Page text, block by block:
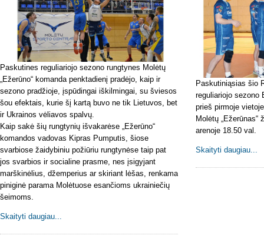
Paskutines reguliariojo sezono rungtynes Molėtų
„Ežerūno“ komanda penktadienį pradėjo, kaip ir
sezono pradžioje, įspūdingai iškilmingai, su šviesos
šou efektais, kurie šį kartą buvo ne tik Lietuvos, bet
ir Ukrainos vėliavos spalvų.
Kaip sakė šių rungtynių išvakarėse „Ežerūno“
komandos vadovas Kipras Pumputis, šiose
svarbiose žaidybiniu požiūriu rungtynėse taip pat
jos svarbios ir socialine prasme, nes įsigyjant
marškinėlius, džemperius ar skiriant lėšas, renkama
piniginė parama Molėtuose esančioms ukrainiečių
šeimoms.
Skaityti daugiau...
Paskutiniąsias šio
reguliariojo sezono
prieš pirmoje
Molėtų „Ežerūnas“
arenoje 18.50 val.
Skaityti daugiau...